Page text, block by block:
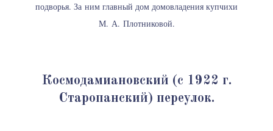
подворья. За ним главный дом домовладения купчихи
М. А. Плотниковой.
Космодамиановский (с 1922 г.
Старопанский) переулок.